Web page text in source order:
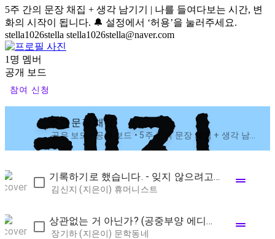
5주 간의 문장 채집 + 생각 남기기 | 나를 들여다보는 시간, 변
화의 시작이 됩니다. 🔔 설정에서 ‘허용’을 눌러주세요.
stella1026stella stella1026stella@naver.com
1명 멤버
공개 보드
참여 신청
주간 문장 채집
공유 보드 • 공개 보드 • 5주 간의 문장 채집 + 생각 남기기 | 나를 들여다보는 시간, 변화의 시작이 됩니다. 🔔 설정에서 ‘허용’을 눌러주세요.
기록하기로 했습니다. - 잊지 않으려고 시작한 매일의 습관,
김신지 (지은이) 휴머니스트 drag_handle
상관없는 거 아닌가? (공중부양 에디션) - 장기하 산문
장기하 (지은이) 문학동네 drag_handle